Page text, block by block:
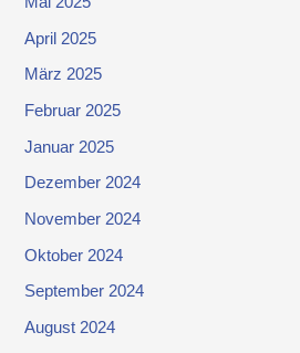
April 2025
März 2025
Februar 2025
Januar 2025
Dezember 2024
November 2024
Oktober 2024
September 2024
August 2024